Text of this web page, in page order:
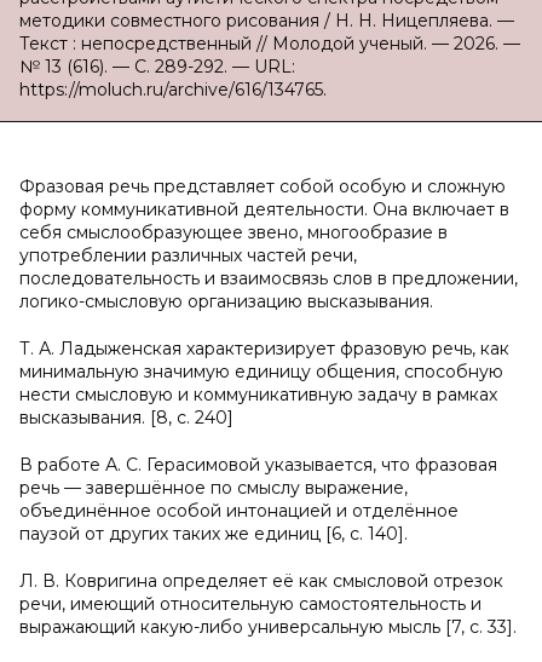
методики совместного рисования / Н. Н. Ницепляева. —
Текст : непосредственный // Молодой ученый. — 2026. —
№ 13 (616). — С. 289-292. — URL:
https://moluch.ru/archive/616/134765.
Фразовая речь представляет собой особую и сложную
форму коммуникативной деятельности. Она включает в
себя смыслообразующее звено, многообразие в
употреблении различных частей речи,
последовательность и взаимосвязь слов в предложении,
логико-смысловую организацию высказывания.
Т. А. Ладыженская характеризирует фразовую речь, как
минимальную значимую единицу общения, способную
нести смысловую и коммуникативную задачу в рамках
высказывания. [8, с. 240]
В работе А. С. Герасимовой указывается, что фразовая
речь — завершённое по смыслу выражение,
объединённое особой интонацией и отделённое
паузой от других таких же единиц [6, с. 140].
Л. В. Ковригина определяет её как смысловой отрезок
речи, имеющий относительную самостоятельность и
выражающий какую-либо универсальную мысль [7, с. 33].